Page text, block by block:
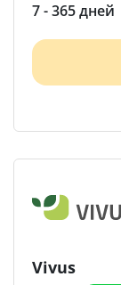
7 - 365 дней
Vivus